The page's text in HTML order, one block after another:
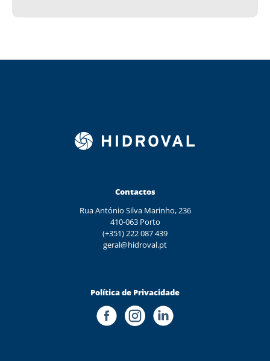
Contactos
Rua António Silva Marinho, 236
410-063 Porto
(+351) 222 087 439
geral@hidroval.pt
Política de Privacidade